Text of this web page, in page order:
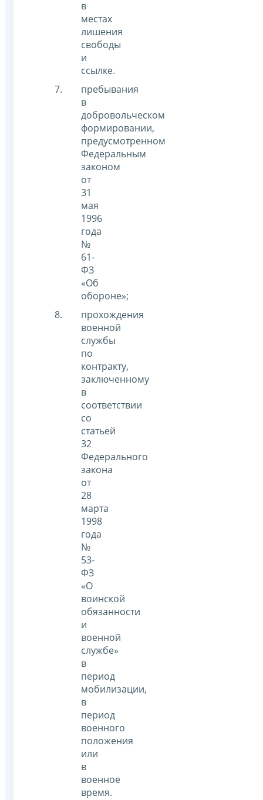
в
местах
лишения
свободы
и
ссылке.
пребывания
в
добровольческом
формировании,
предусмотренном
Федеральным
законом
от
31
мая
1996
года
№
61-
ФЗ
«Об
обороне»;
прохождения
военной
службы
по
контракту,
заключенному
в
соответствии
со
статьей
32
Федерального
закона
от
28
марта
1998
года
№
53-
ФЗ
«О
воинской
обязанности
и
военной
службе»
в
период
мобилизации,
в
период
военного
положения
или
в
военное
время.